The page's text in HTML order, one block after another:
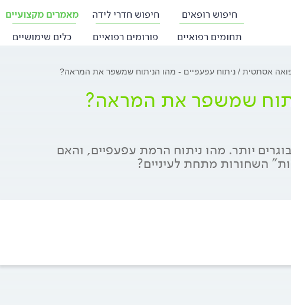
חיפוש רופאים חיפוש חדרי לידה מאמרים מקצועיים
תחומים רפואיים
פורומים רפואיים כלים שימושיים
אסתטית ניתוח עפעפיים - מהו הניתוח שמשפר את המראה?
שמשפר את המראה?
יותר. מהו ניתוח הרמת עפעפיים, והאם
השחורות מתחת לעיניים?